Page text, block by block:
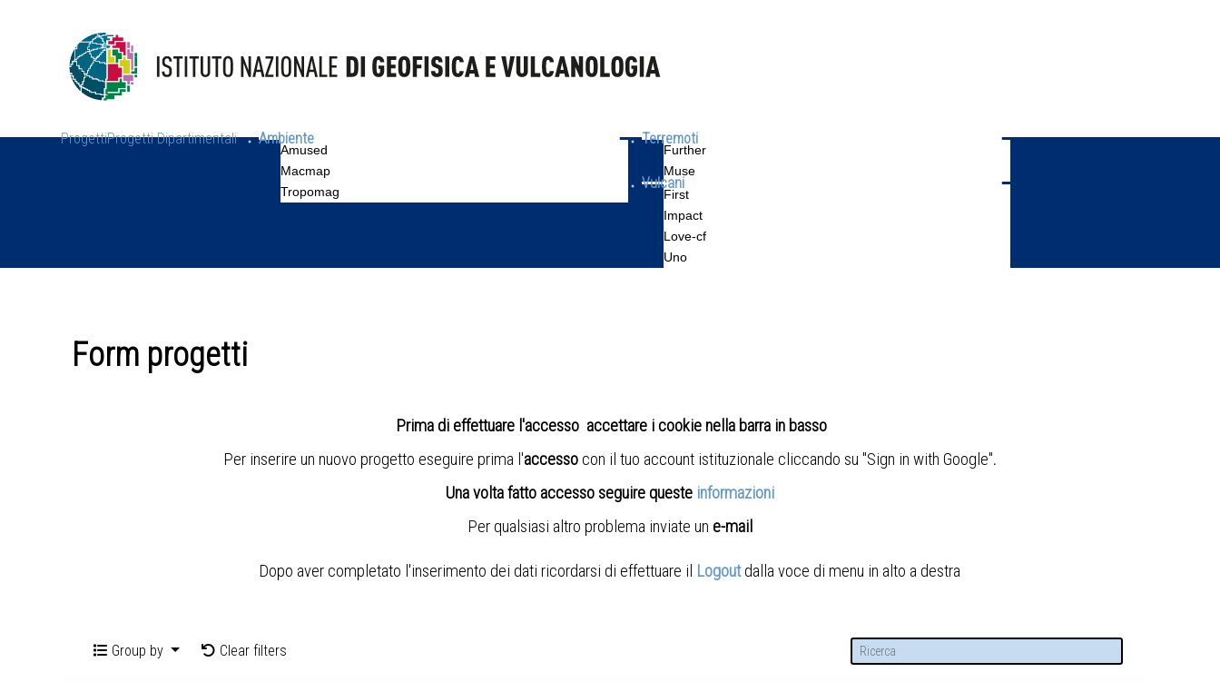
ProgettiProgetti Dipartimentali Ambiente
Amused
Macmap
Tropomag
Terremoti
Further
Muse
Vulcani
First
Impact
Love-cf
Uno
Form progetti
Prima di effettuare l'accesso accettare i cookie nella barra in basso
Per inserire un nuovo progetto eseguire prima l'accessocon il tuo account istituzionale cliccando su "Sign in with Google".
Una volta fatto accesso seguire queste informazioni
Per qualsiasi altro problema inviate un e-mail
Dopo aver completato l'inserimento dei dati ricordarsi di effettuare il Logout dalla voce di menu in alto a destra
Group by Clear filters